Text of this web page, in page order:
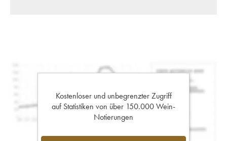
Kostenloser und unbegrenzter Zugriff
auf Statistiken von über 150.000 Wein-
Notierungen